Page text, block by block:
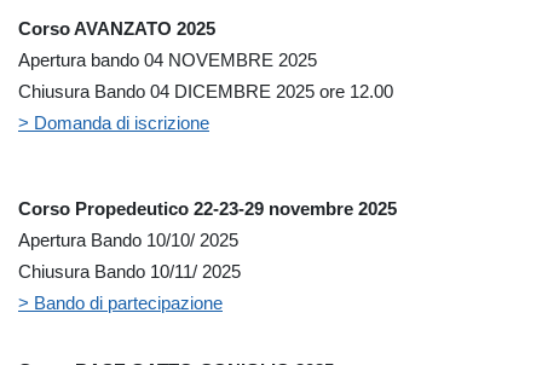
Corso AVANZATO 2025
Apertura bando 04 NOVEMBRE 2025
Chiusura Bando 04 DICEMBRE 2025 ore 12.00
> Domanda di iscrizione
Corso Propedeutico 22-23-29 novembre 2025
Apertura Bando 10/10/ 2025
Chiusura Bando 10/11/ 2025
> Bando di partecipazione